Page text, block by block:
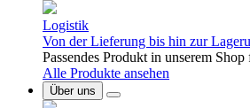
Logistik
Von der Lieferung bis hin zur
Passendes Produkt in unserem Shop
Alle Produkte ansehen
Über uns